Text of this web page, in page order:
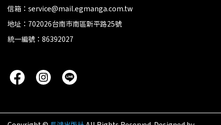
信箱：service@mail.egmanga.com.tw
地址：702026台南市南區新平路25號
統一編號：86392027